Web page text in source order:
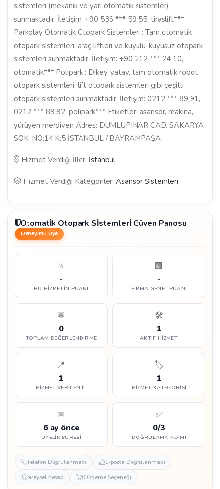
sistemleri (mekanik ve yarı otomatik sistemler)
sunmaktadır. İletişim: +90 536 *** 59 55, tiraslift***
Parkolay Otomatik Otopark Sistemleri : Tam otomatik
otopark sistemleri, araç liftleri ve kuyulu-kuyusuz otopark
sistemleri sunmaktadır. İletişim: +90 212 *** 24 10,
otomatik*** Polipark : Dikey, yatay, tam otomatik robot
otopark sistemleri, lift otopark sistemleri gibi çeşitli
otopark sistemleri sunmaktadır. İletişim: 0212 *** 89 91,
0212 *** 89 92, polipark*** Etiketler: asansör, makina,
yürüyen merdiven Adres: DUMLUPINAR CAD. SAKARYA
SOK. NO:14 K:5 İSTANBUL / BAYRAMPAŞA
Hizmet Verdiği İller: İstanbul
Hizmet Verdiği Kategoriler: Asansör Sistemleri
Otomati̇k Otopark Si̇stemleri̇ Güven Panosu
Deneyimli Üye
⭐
-
BU HIZMETIN PUANI
🏢
-
FIRMA GENEL PUANI
💬
0
TOPLAM DEĞERLENDIRME
🛠️
1
AKTIF HIZMET
📍
1
HIZMET VERILEN İL
🏷️
1
HIZMET KATEGORISI
📅
6 ay önce
ÜYELIK SÜRESI
✅
0/3
DOĞRULAMA ADIMI
Telefon Doğrulanmadı
E-posta Doğrulanmadı
bireysel hesap
0 Ödeme Seçeneği